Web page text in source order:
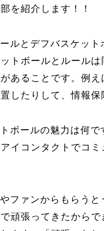
を紹介します！！
ルとデフバスケット
トボールとルール
あることです。例
したりして、情報保
ボールの魅力は何で
イコンタクトでコ
ファンからもらうと
頑張ってきたから